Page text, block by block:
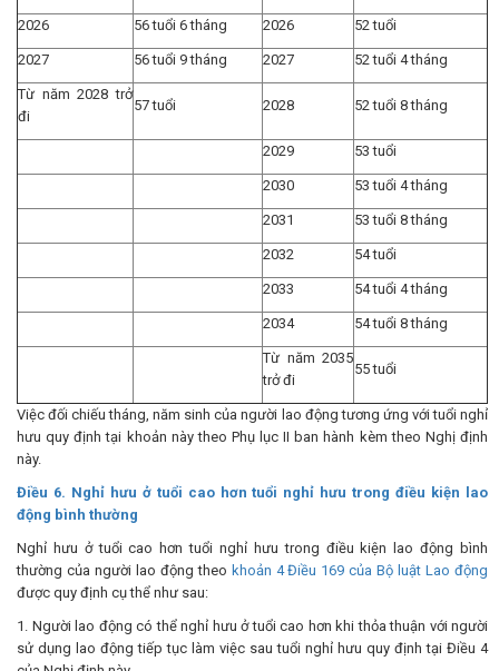
2026 56 tuổi 6 tháng 2026 52 tuổi
2027 56 tuổi 9 tháng 2027 52 tuổi 4 tháng
Từ năm 2028 trở
đi
57 tuổi 2028 52 tuổi 8 tháng
2029 53 tuổi
2030 53 tuổi 4 tháng
2031 53 tuổi 8 tháng
2032 54 tuổi
2033 54 tuổi 4 tháng
2034 54 tuổi 8 tháng
Từ năm 2035
trở đi
55 tuổi
Việc đối chiếu tháng, năm sinh của người lao động tương ứng với tuổi nghỉ
hưu quy định tại khoản này theo Phụ lục II ban hành kèm theo Nghị định
này.
Điều 6. Nghỉ hưu ở tuổi cao hơn tuổi nghỉ hưu trong điều kiện lao
động bình thường
Nghỉ hưu ở tuổi cao hơn tuổi nghỉ hưu trong điều kiện lao động bình
thường của người lao động theo khoản 4 Điều 169 của Bộ luật Lao động
được quy định cụ thể như sau:
1. Người lao động có thể nghỉ hưu ở tuổi cao hơn khi thỏa thuận với người
sử dụng lao động tiếp tục làm việc sau tuổi nghỉ hưu quy định tại Điều 4